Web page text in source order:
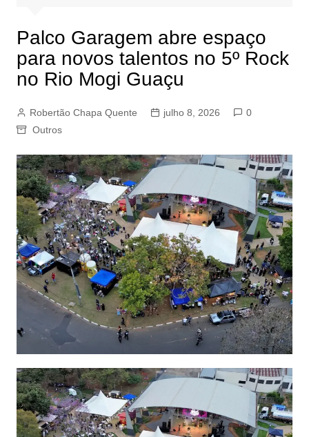
Palco Garagem abre espaço
para novos talentos no 5º Rock
no Rio Mogi Guaçu
Robertão Chapa Quente julho 8, 2026
0
Outros